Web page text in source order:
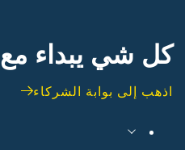
كل شي يبداء مع VARTA
اذهب إلى بوابة الشركاء